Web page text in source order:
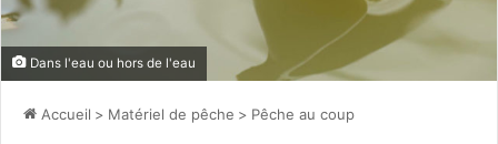
Dans l'eau ou hors de l'eau
Accueil > Matériel de pêche > Pêche au coup